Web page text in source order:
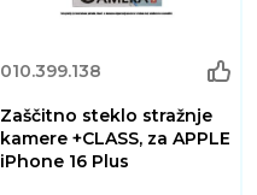
010.399.138
Zaščitno steklo stražnje
kamere +CLASS, za APPLE
iPhone 16 Plus